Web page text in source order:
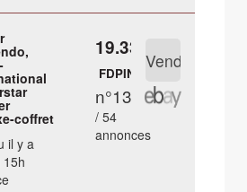
coffret
il y a
15h
19.33 €
FDPIN
n°13
/ 54
annonces